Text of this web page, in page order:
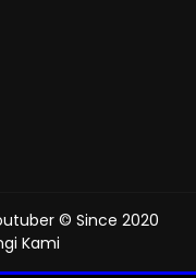
© Since 2020
Kami